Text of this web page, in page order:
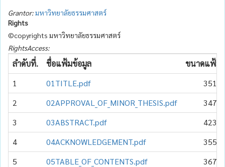
Grantor:มหาวิทยาลัยธรรมศาสตร์
Rights
©copyrights มหาวิทยาลัยธรรมศาสตร์
RightsAccess:
ลำดับที่. ชื่อแฟ้มข้อมูล
ขนาดแฟ้ม
1
01TITLE.pdf
2
02APPROVAL_OF_MINOR_THESIS.pdf
3
03ABSTRACT.pdf
4
04ACKNOWLEDGEMENT.pdf
5
05TABLE_OF_CONTENTS.pdf